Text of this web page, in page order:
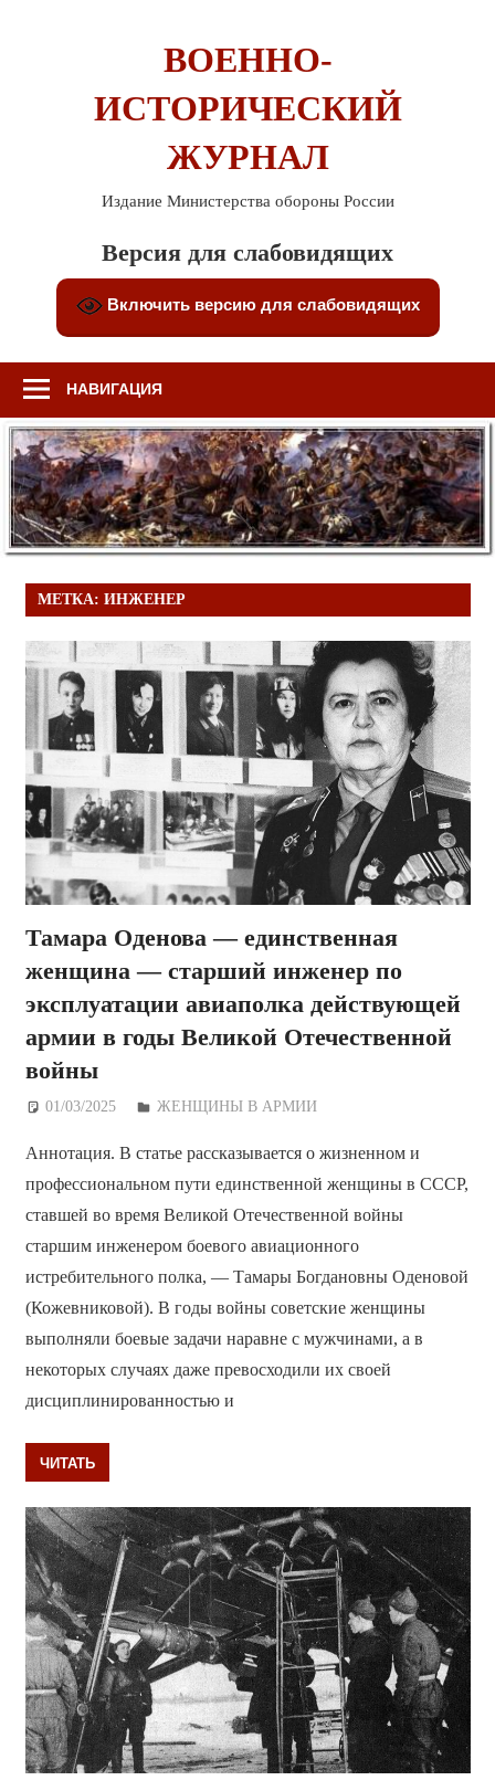
ВОЕННО-
ИСТОРИЧЕСКИЙ
ЖУРНАЛ
Издание Министерства обороны России
Версия для слабовидящих
Включить версию для слабовидящих
НАВИГАЦИЯ
МЕТКА: ИНЖЕНЕР
Тамара Оденова — единственная
женщина — старший инженер по
эксплуатации авиаполка действующей
армии в годы Великой Отечественной
войны
01/03/2025 Дежурный по Редакции
ЖЕНЩИНЫ В АРМИИ
Аннотация. В статье рассказывается о жизненном и
профессиональном пути единственной женщины в СССР,
ставшей во время Великой Отечественной войны
старшим инженером боевого авиационного
истребительного полка, — Тамары Богдановны Оденовой
(Кожевниковой). В годы войны советские женщины
выполняли боевые задачи наравне с мужчинами, а в
некоторых случаях даже превосходили их своей
дисциплинированностью и
ЧИТАТЬ